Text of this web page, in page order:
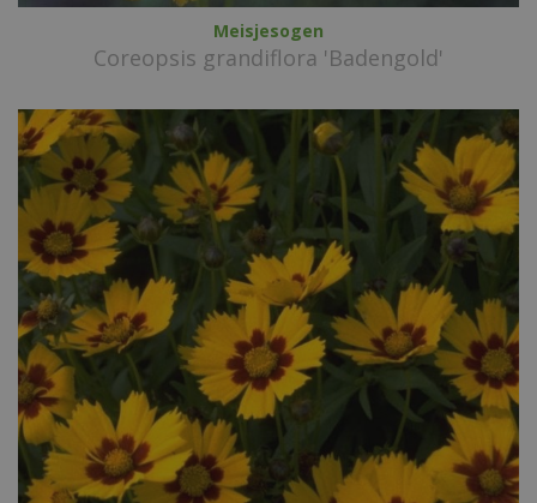
Meisjesogen
Coreopsis grandiflora 'Badengold'